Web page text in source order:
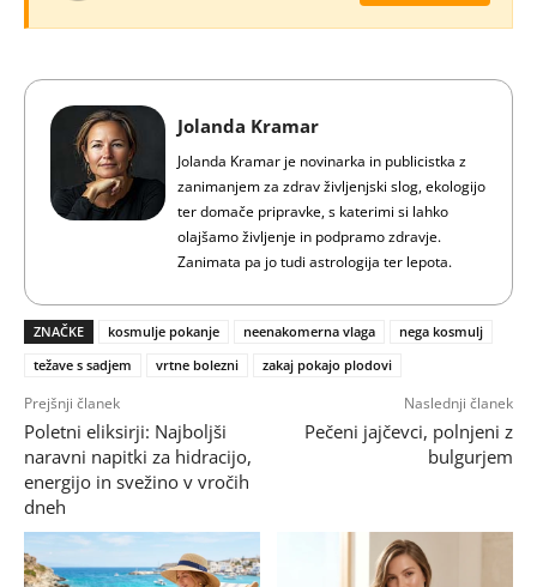
Jolanda Kramar
Jolanda Kramar je novinarka in publicistka z
zanimanjem za zdrav življenjski slog, ekologijo
ter domače pripravke, s katerimi si lahko
olajšamo življenje in podpramo zdravje.
Zanimata pa jo tudi astrologija ter lepota.
ZNAČKE kosmulje pokanje neenakomerna vlaga
nega kosmulj
težave s sadjem
vrtne bolezni zakaj pokajo plodovi
Prejšnji članek
Poletni eliksirji: Najboljši
naravni napitki za hidracijo,
energijo in svežino v vročih
dneh
Naslednji članek
Pečeni jajčevci, polnjeni z
bulgurjem